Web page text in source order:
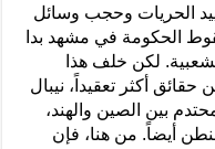
الحريات وحجب وسائل
الحكومة في مشهد بدا
لكن خلف هذا
أكثر تعقيداً، نيبال
بين الصين والهند،
أيضاً. من هنا، فإن